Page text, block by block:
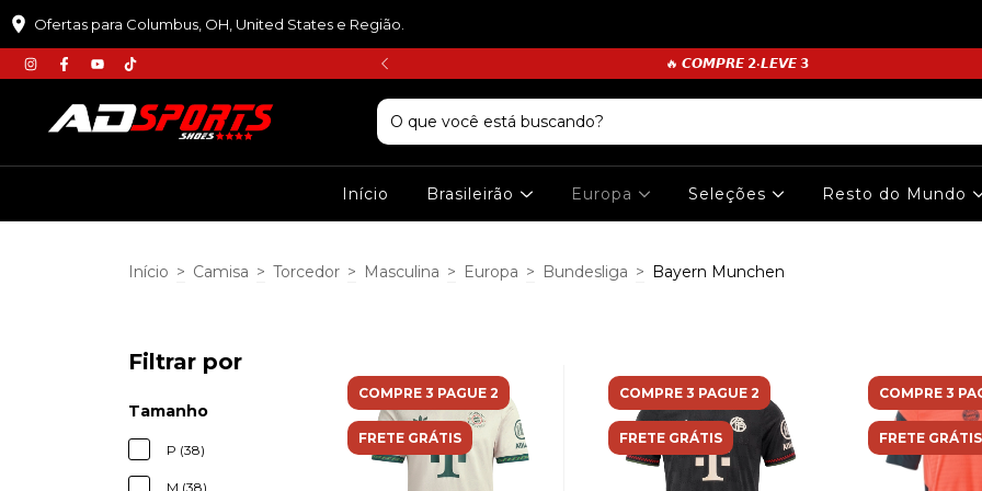
Ofertas para Columbus, OH, United States e Região.
:𝙋𝙍𝙄𝙈𝙀𝙄𝙍𝘼𝘾𝙊𝙈𝙋𝙍𝘼 🔥 𝘾𝙊𝙈𝙋𝙍𝙀 𝟮•𝙇𝙀𝙑𝙀 𝟯
Início Brasileirão Europa Seleções Resto do Mundo
Início > Camisa > Torcedor > Masculina > Europa > Bundesliga > Bayern Munchen
Filtrar por
Tamanho
P (38)
M (38)
COMPRE 3 PAGUE 2
FRETE GRÁTIS
COMPRE 3 PAGUE 2
FRETE GRÁTIS
COMPRE 3
FRETE GRÁTIS